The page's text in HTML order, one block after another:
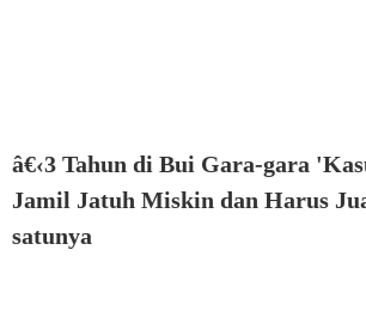
â€‹3 Tahun di Bui Gara-gara
Jamil Jatuh Miskin dan Harus
satunya